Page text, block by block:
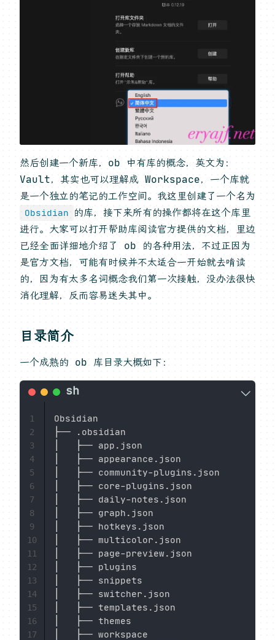
然后创建一个新库，ob 中有库的概念，英文为：
Vault，其实也可以理解成 Workspace，一个库就
是一个独立的笔记的工作空间。我这里创建了一个名为
Obsidian
的库，接下来所有的操作都将在这个库里
进行。大家可以打开帮助库阅读官方提供的文档，里边
已经全面详细地介绍了 ob 的各种用法，不过正因为
是官方文档，可能有时候并不太适合一开始就去啃读
的，因为有太多名词概念我们第一次接触，没办法很快
消化理解，反而容易迷失其中。
目录简介
一个成熟的 ob 库目录大概如下：
Obsidian
├── .obsidian
│   ├── app.json
│   ├── appearance.json
│   ├── community-plugins.json
│   ├── core-plugins.json
│   ├── daily-notes.json
│   ├── graph.json
│   ├── hotkeys.json
│   ├── multicolor.json
│   ├── page-preview.json
│   ├── plugins
│   ├── snippets
│   ├── switcher.json
│   ├── templates.json
│   ├── themes
│   ├── workspace
1
2
3
4
5
6
7
8
9
10
11
12
13
14
15
16
17